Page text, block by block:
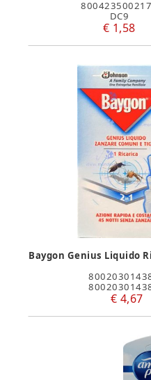
DC9
€ 1,58
Baygon Genius Liquido
€ 4,67